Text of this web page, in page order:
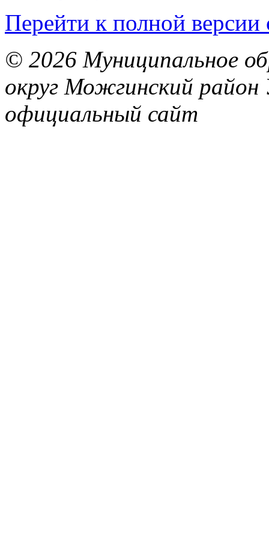
Перейти к полной версии
© 2026 Муниципальное
округ Можгинский район
официальный сайт